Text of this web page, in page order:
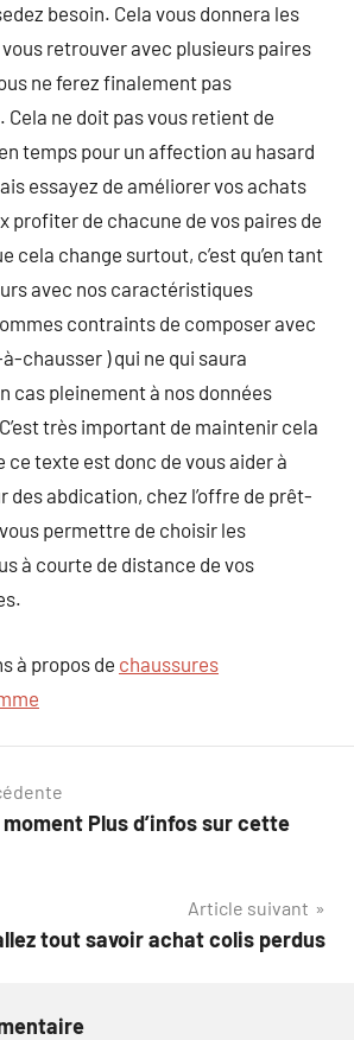
besoin. Cela vous donnera les
vous retrouver avec plusieurs paires
ne ferez finalement pas
ne doit pas vous retient de
temps pour un affection au hasard
essayez de améliorer vos achats
profiter de chacune de vos paires de
cela change surtout, c’est qu’en tant
avec nos caractéristiques
contraints de composer avec
chausser ) qui ne qui saura
cas pleinement à nos données
très important de maintenir cela
ce texte est donc de vous aider à
des abdication, chez l’offre de prêt-
permettre de choisir les
à courte de distance de vos
à propos de chaussures
Plus d’infos sur cette
Article suivant
tout savoir achat colis perdus